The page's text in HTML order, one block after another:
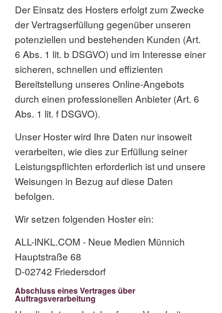
Der Einsatz des Hosters erfolgt zum Zwecke
der Vertragserfüllung gegenüber unseren
potenziellen und bestehenden Kunden (Art.
6 Abs. 1 lit. b DSGVO) und im Interesse einer
sicheren, schnellen und effizienten
Bereitstellung unseres Online-Angebots
durch einen professionellen Anbieter (Art. 6
Abs. 1 lit. f DSGVO).
Unser Hoster wird Ihre Daten nur insoweit
verarbeiten, wie dies zur Erfüllung seiner
Leistungspflichten erforderlich ist und unsere
Weisungen in Bezug auf diese Daten
befolgen.
Wir setzen folgenden Hoster ein:
ALL-INKL.COM - Neue Medien Münnich
Hauptstraße 68
D-02742 Friedersdorf
Abschluss eines Vertrages über
Auftragsverarbeitung